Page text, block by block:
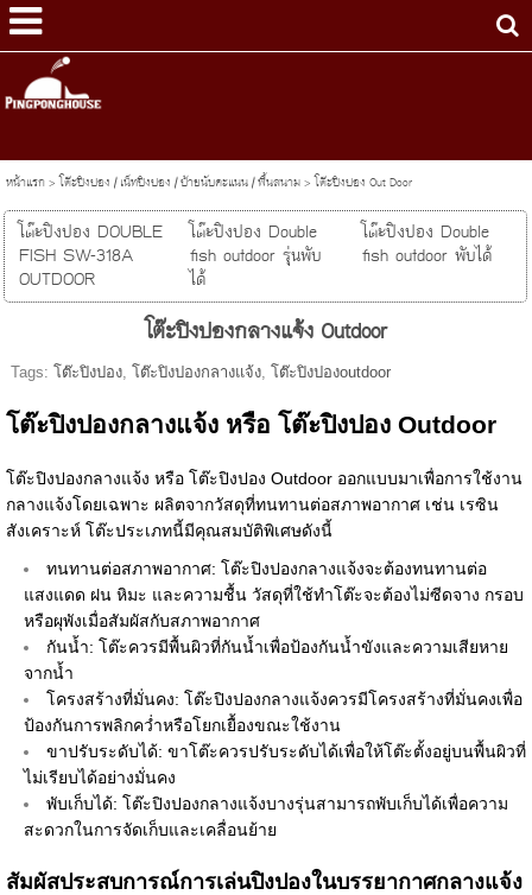
หน้าแรก>โต๊ะปิงปอง / เน็ทปิงปอง / ป้ายนับคะแนน / พื้นสนาม>โต๊ะปิงปอง Out Door
โต๊ะปิงปอง DOUBLE
FISH SW-318A
OUTDOOR
โต๊ะปิงปอง Double
fish outdoor รุ่นพับ
ได้
โต๊ะปิงปอง Double
fish outdoor พับได้
โต๊ะปิงปองกลางแจ้ง Outdoor
Tags: โต๊ะปิงปอง, โต๊ะปิงปองกลางแจ้ง, โต๊ะปิงปองoutdoor
โต๊ะปิงปองกลางแจ้ง หรือ โต๊ะปิงปอง Outdoor
โต๊ะปิงปองกลางแจ้ง หรือ โต๊ะปิงปอง Outdoor ออกแบบมาเพื่อการใช้งาน
กลางแจ้งโดยเฉพาะ ผลิตจากวัสดุที่ทนทานต่อสภาพอากาศ เช่น เรซิน
สังเคราะห์ โต๊ะประเภทนี้มีคุณสมบัติพิเศษดังนี้
ทนทานต่อสภาพอากาศ: โต๊ะปิงปองกลางแจ้งจะต้องทนทานต่อ
แสงแดด ฝน หิมะ และความชื้น วัสดุที่ใช้ทำโต๊ะจะต้องไม่ซีดจาง กรอบ
หรือผุพังเมื่อสัมผัสกับสภาพอากาศ
กันน้ำ: โต๊ะควรมีพื้นผิวที่กันน้ำเพื่อป้องกันน้ำขังและความเสียหาย
จากน้ำ
โครงสร้างที่มั่นคง: โต๊ะปิงปองกลางแจ้งควรมีโครงสร้างที่มั่นคงเพื่อ
ป้องกันการพลิกคว่ำหรือโยกเยื้องขณะใช้งาน
ขาปรับระดับได้: ขาโต๊ะควรปรับระดับได้เพื่อให้โต๊ะตั้งอยู่บนพื้นผิวที่
ไม่เรียบได้อย่างมั่นคง
พับเก็บได้: โต๊ะปิงปองกลางแจ้งบางรุ่นสามารถพับเก็บได้เพื่อความ
สะดวกในการจัดเก็บและเคลื่อนย้าย
สัมผัสประสบการณ์การเล่นปิงปองในบรรยากาศกลางแจ้ง